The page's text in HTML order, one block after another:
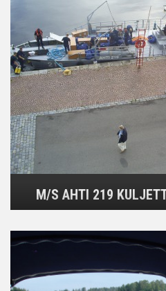
M/S AHTI 219